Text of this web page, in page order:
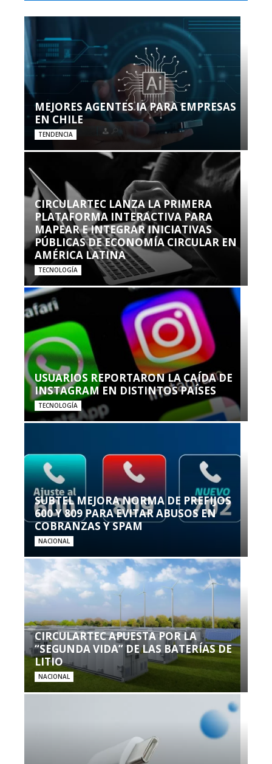
MEJORES AGENTES IA PARA EMPRESAS
EN CHILE
TENDENCIA
CIRCULARTEC LANZA LA PRIMERA
PLATAFORMA INTERACTIVA PARA
MAPEAR E INTEGRAR INICIATIVAS
PÚBLICAS DE ECONOMÍA CIRCULAR EN
AMÉRICA LATINA
TECNOLOGÍA
USUARIOS REPORTARON LA CAÍDA DE
INSTAGRAM EN DISTINTOS PAÍSES
TECNOLOGÍA
SUBTEL MEJORA NORMA DE PREFIJOS
600 Y 809 PARA EVITAR ABUSOS EN
COBRANZAS Y SPAM
NACIONAL
CIRCULARTEC APUESTA POR LA
“SEGUNDA VIDA” DE LAS BATERÍAS DE
LITIO
NACIONAL